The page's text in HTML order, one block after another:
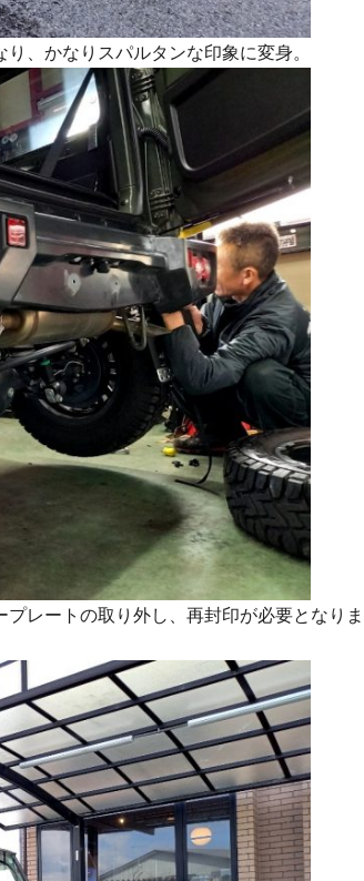
、かなりスパルタンな印象に変身。
レートの取り外し、再封印が必要となりま